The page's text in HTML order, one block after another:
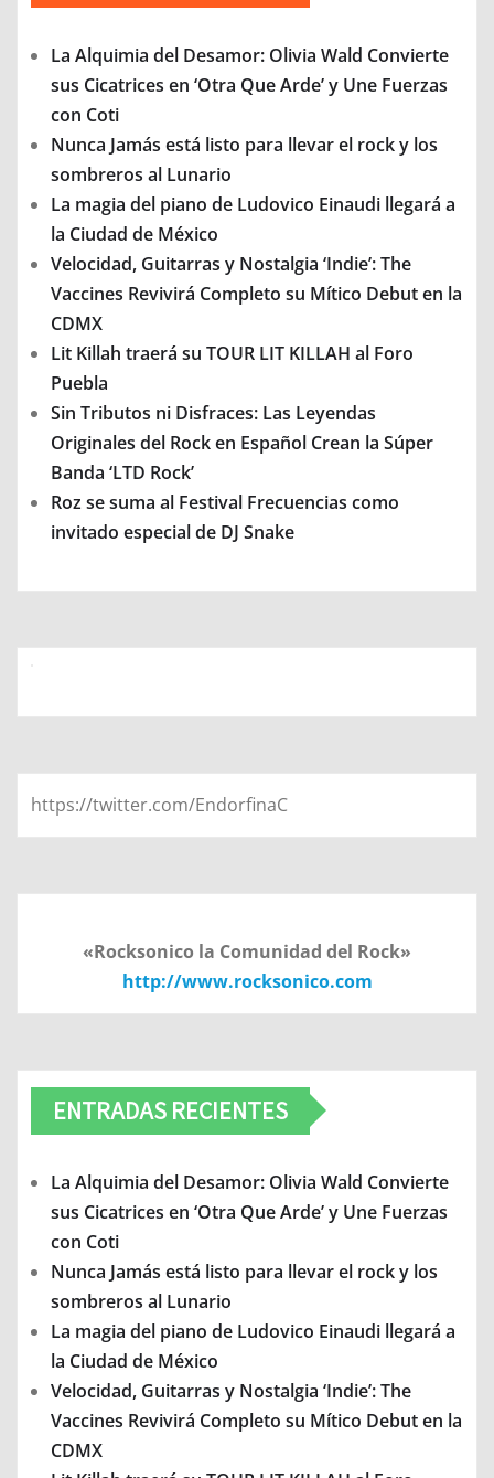
La Alquimia del Desamor: Olivia Wald Convierte
sus Cicatrices en ‘Otra Que Arde’ y Une Fuerzas
con Coti
Nunca Jamás está listo para llevar el rock y los
sombreros al Lunario
La magia del piano de Ludovico Einaudi llegará a
la Ciudad de México
Velocidad, Guitarras y Nostalgia ‘Indie’: The
Vaccines Revivirá Completo su Mítico Debut en la
CDMX
Lit Killah traerá su TOUR LIT KILLAH al Foro
Puebla
Sin Tributos ni Disfraces: Las Leyendas
Originales del Rock en Español Crean la Súper
Banda ‘LTD Rock’
Roz se suma al Festival Frecuencias como
invitado especial de DJ Snake
https://twitter.com/EndorfinaC
«Rocksonico la Comunidad del Rock»
http://www.rocksonico.com
ENTRADAS RECIENTES
La Alquimia del Desamor: Olivia Wald Convierte
sus Cicatrices en ‘Otra Que Arde’ y Une Fuerzas
con Coti
Nunca Jamás está listo para llevar el rock y los
sombreros al Lunario
La magia del piano de Ludovico Einaudi llegará a
la Ciudad de México
Velocidad, Guitarras y Nostalgia ‘Indie’: The
Vaccines Revivirá Completo su Mítico Debut en la
CDMX